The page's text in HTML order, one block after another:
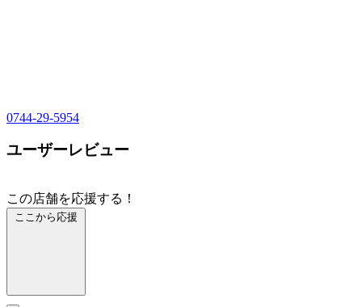
0744-29-5954
ユーザーレビュー
この店舗を応援する！
ここから応援